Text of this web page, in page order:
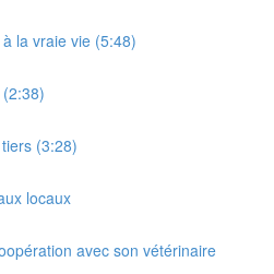
la vraie vie (5:48)
(3:28)
locaux
avec son vétérinaire